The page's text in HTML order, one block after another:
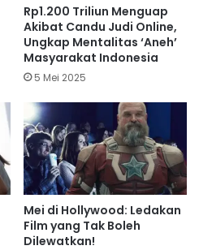
Rp1.200 Triliun Menguap
Akibat Candu Judi Online,
Ungkap Mentalitas ‘Aneh’
Masyarakat Indonesia
5 Mei 2025
Mei di Hollywood: Ledakan
Film yang Tak Boleh
Dilewatkan!